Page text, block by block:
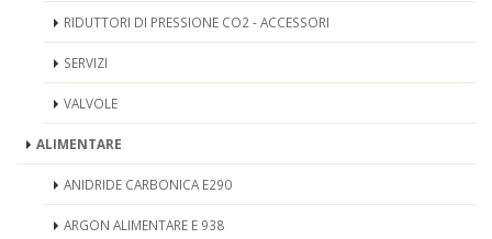
RIDUTTORI DI PRESSIONE CO2 - ACCESSORI
SERVIZI
VALVOLE
ALIMENTARE
ANIDRIDE CARBONICA E290
ARGON ALIMENTARE E 938